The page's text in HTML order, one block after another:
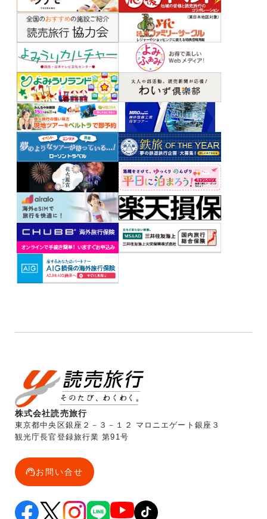
株式会社読売旅行
東京都中央区銀座２－３－１２ マロニエゲート銀座３
観光庁長官登録旅行業 第91号
お問い合せ